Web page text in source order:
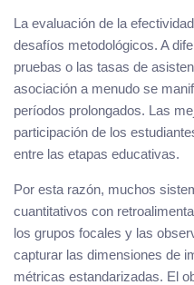
La evaluación de la
desafíos metodológicos. A
pruebas o las tasas de
asociación a menudo se
períodos prolongados. Las
participación de los
entre las etapas educativas.
Por esta razón, muchos
cuantitativos con
los grupos focales y las
capturar las dimensiones de
métricas estandarizadas. El